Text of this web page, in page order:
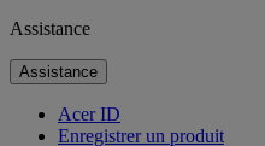
Assistance
Assistance
Acer ID
Enregistrer un produit